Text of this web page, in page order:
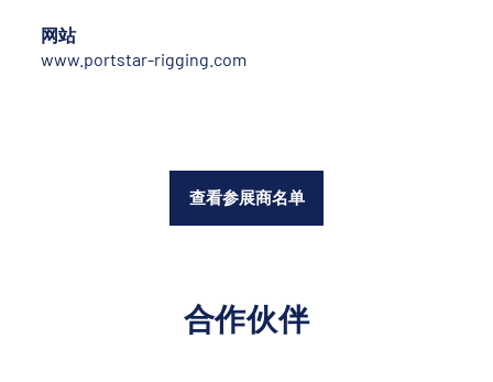
网站
www.portstar-rigging.com
查看参展商名单
合作伙伴